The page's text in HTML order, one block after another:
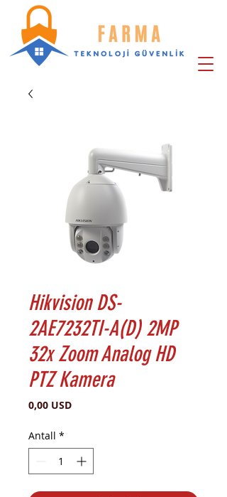
Hikvision DS-
2AE7232TI-A(D) 2MP
32x Zoom Analog HD
PTZ Kamera
0,00 USDPris
Antall *